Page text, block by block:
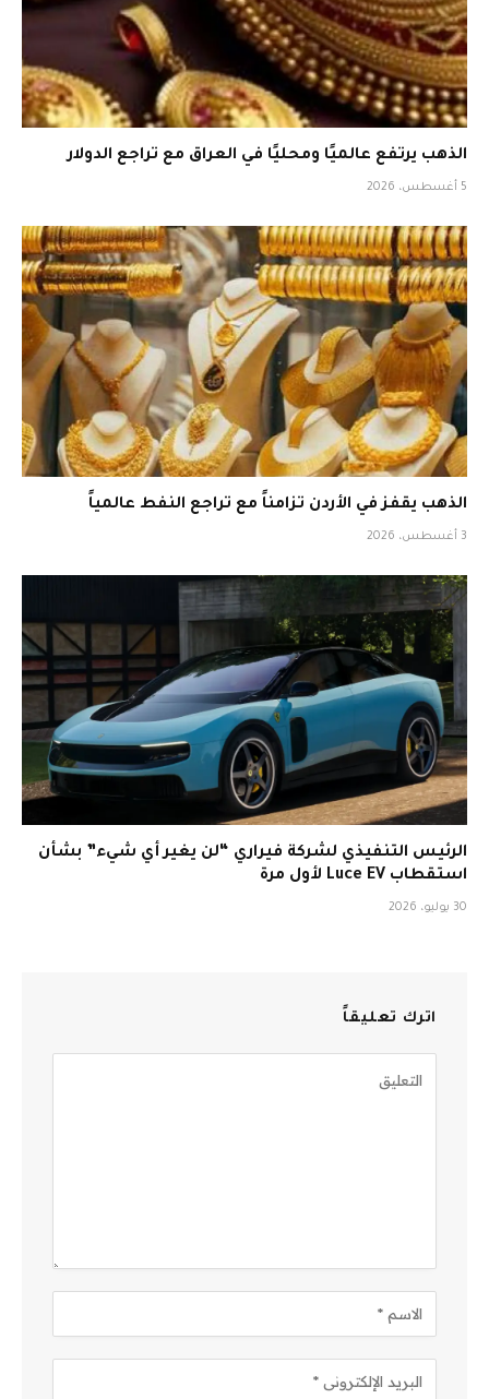
الذهب يرتفع عالميًا ومحليًا في العراق مع تراجع الدولار
5 أغسطس، 2026
الذهب يقفز في الأردن تزامناً مع تراجع النفط عالمياً
3 أغسطس، 2026
الرئيس التنفيذي لشركة فيراري “لن يغير أي شيء” بشأن
استقطاب Luce EV لأول مرة
30 يوليو، 2026
اترك تعليقاً